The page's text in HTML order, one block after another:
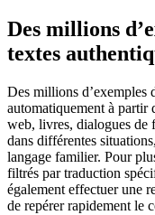
Des millions
textes
Des millions d’exemples
automatiquement à partir
web, livres, dialogues de
dans différentes
langage familier. Pour
filtrés par traduction
également effectuer une
de repérer rapidement le